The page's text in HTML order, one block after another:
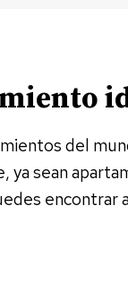
del
sean
encontrar